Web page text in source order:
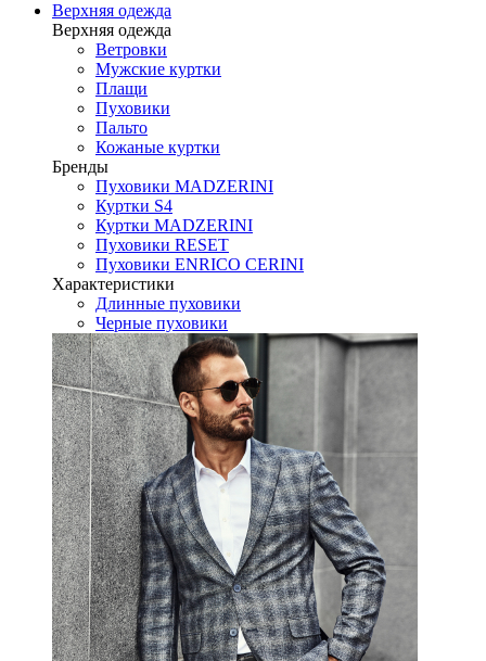
Верхняя одежда
Верхняя одежда
Ветровки
Мужские куртки
Плащи
Пуховики
Пальто
Кожаные куртки
Бренды
Пуховики MADZERINI
Куртки S4
Куртки MADZERINI
Пуховики RESET
Пуховики ENRICO CERINI
Характеристики
Длинные пуховики
Черные пуховики